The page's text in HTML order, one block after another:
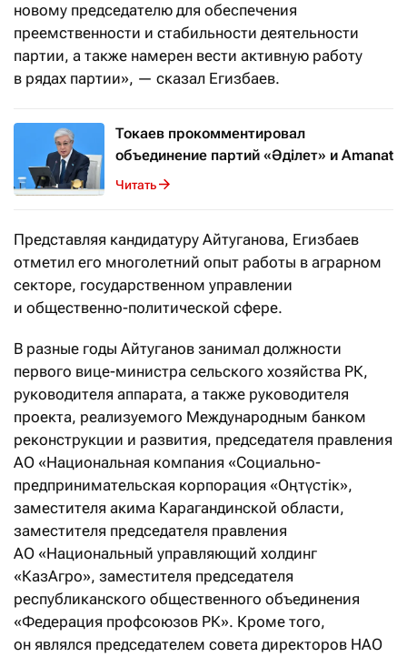
новому председателю для обеспечения
преемственности и стабильности деятельности
партии, а также намерен вести активную работу
в рядах партии», — сказал Егизбаев.
Токаев прокомментировал
объединение партий «Әдiлет» и Amanat
Читать
Представляя кандидатуру Айтуганова, Егизбаев
отметил его многолетний опыт работы в аграрном
секторе, государственном управлении
и общественно-политической сфере.
В разные годы Айтуганов занимал должности
первого вице-министра сельского хозяйства РК,
руководителя аппарата, а также руководителя
проекта, реализуемого Международным банком
реконструкции и развития, председателя правления
АО «Национальная компания «Социально-
предпринимательская корпорация «Оңтүстік»,
заместителя акима Карагандинской области,
заместителя председателя правления
АО «Национальный управляющий холдинг
«КазАгро», заместителя председателя
республиканского общественного объединения
«Федерация профсоюзов РК». Кроме того,
он являлся председателем совета директоров НАО